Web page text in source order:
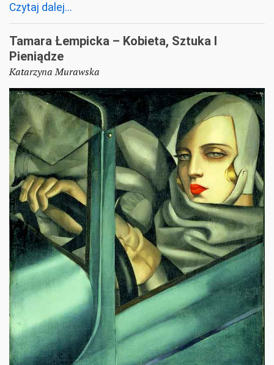
Czytaj dalej...
Tamara Łempicka – Kobieta, Sztuka I
Pieniądze
Katarzyna Murawska